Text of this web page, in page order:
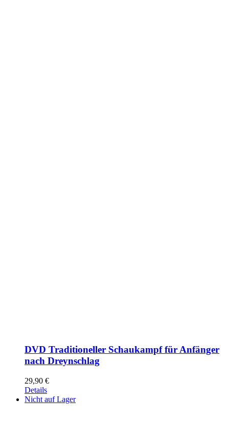
DVD Traditioneller Schaukampf für Anfänger
nach Dreynschlag
29,90 €
Details
Nicht auf Lager